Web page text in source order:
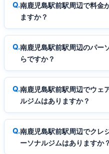
南鹿児島駅前駅周辺で料金
ますか？
南鹿児島駅前駅周辺のパー
らですか？
南鹿児島駅前駅周辺でウェ
ルジムはありますか？
南鹿児島駅前駅周辺でクレ
ーソナルジムはありますか？